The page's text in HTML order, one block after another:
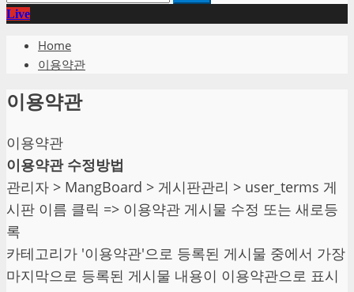
색:
Live
Home
이용약관
이용약관
이용약관
이용약관 수정방법
관리자 > MangBoard > 게시판관리 > user_terms 게
시판 이름 클릭 => 이용약관 게시물 수정 또는 새로등
록
카테고리가 '이용약관'으로 등록된 게시물 중에서 가장
마지막으로 등록된 게시물 내용이 이용약관으로 표시